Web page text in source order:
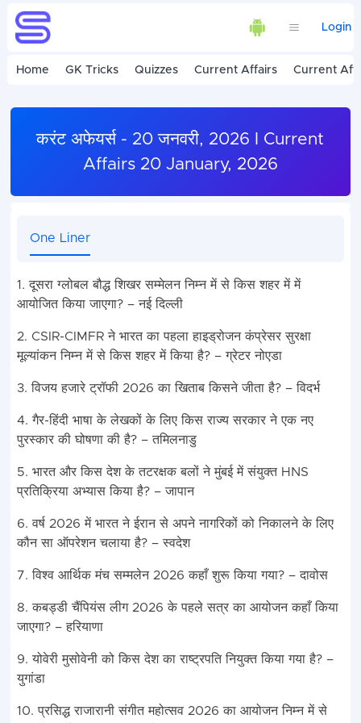
Login
Home GK Tricks Quizzes Current Affairs Current
करंट अफेयर्स - 20 जनवरी, 2026 I Current
Affairs 20 January, 2026
One Liner
1. दूसरा ग्लोबल बौद्ध शिखर सम्मेलन निम्न में से किस शहर में में
आयोजित किया जाएगा? – नई दिल्ली
2. CSIR-CIMFR ने भारत का पहला हाइड्रोजन कंप्रेसर सुरक्षा
मूल्यांकन निम्न में से किस शहर में किया है? – ग्रेटर नोएडा
3. विजय हजारे ट्रॉफी 2026 का खिताब किसने जीता है? – विदर्भ
4. गैर-हिंदी भाषा के लेखकों के लिए किस राज्य सरकार ने एक नए
पुरस्कार की घोषणा की है? – तमिलनाडु
5. भारत और किस देश के तटरक्षक बलों ने मुंबई में संयुक्त HNS
प्रतिक्रिया अभ्यास किया है? – जापान
6. वर्ष 2026 में भारत ने ईरान से अपने नागरिकों को निकालने के लिए
कौन सा ऑपरेशन चलाया है? – स्वदेश
7. विश्व आर्थिक मंच सम्मलेन 2026 कहाँ शुरू किया गया? – दावोस
8. कबड्डी चैंपियंस लीग 2026 के पहले सत्र का आयोजन कहाँ किया
जाएगा? – हरियाणा
9. योवेरी मुसोवेनी को किस देश का राष्ट्रपति नियुक्त किया गया है? –
युगांडा
10. प्रसिद्ध राजारानी संगीत महोत्सव 2026 का आयोजन निम्न में से